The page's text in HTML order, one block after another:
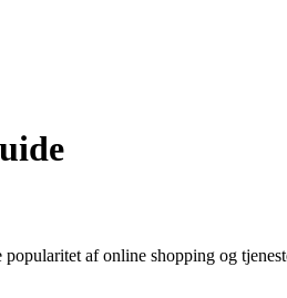
af online shopping og